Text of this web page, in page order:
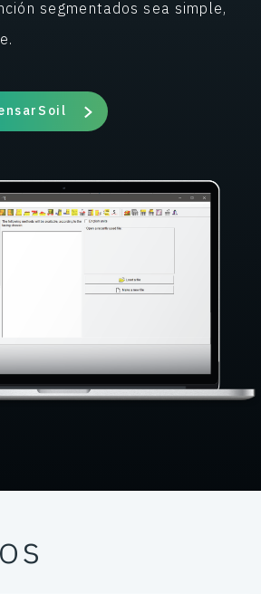
segmentados sea simple,